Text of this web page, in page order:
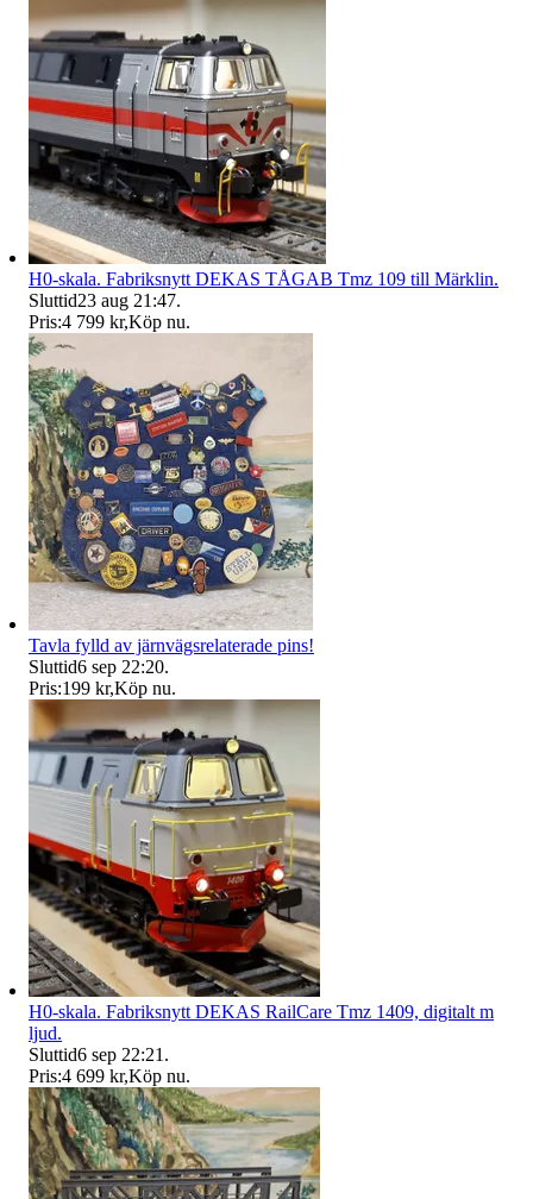
H0-skala. Fabriksnytt DEKAS TÅGAB Tmz 109 till Märklin.
Sluttid23 aug 21:47.
Pris:4 799 kr,Köp nu.
Tavla fylld av järnvägsrelaterade pins!
Sluttid6 sep 22:20.
Pris:199 kr,Köp nu.
H0-skala. Fabriksnytt DEKAS RailCare Tmz 1409, digitalt m
ljud.
Sluttid6 sep 22:21 .
Pris:4 699 kr,Köp nu.